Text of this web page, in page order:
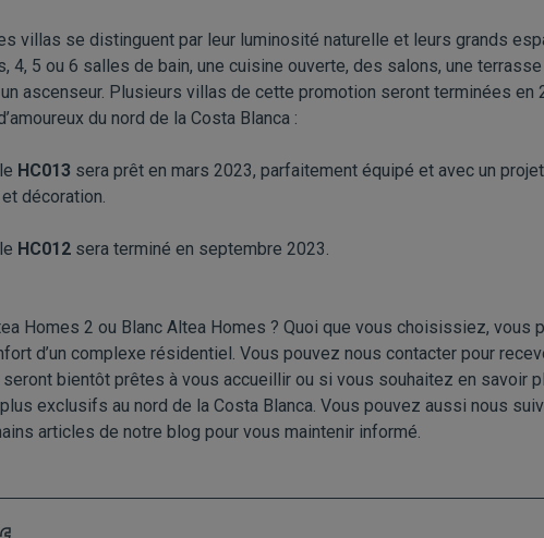
villas se distinguent par leur luminosité naturelle et leurs grands
4, 5 ou 6 salles de bain, une cuisine ouverte, des salons, une
ascenseur. Plusieurs villas de cette promotion seront terminées en
du nord de la Costa Blanca :
HC013 sera prêt en mars 2023, parfaitement équipé et avec un
décoration.
HC012 sera terminé en septembre 2023.
Homes 2 ou Blanc Altea Homes ? Quoi que vous choisissiez, vous
d’un complexe résidentiel. Vous pouvez nous contacter pour
bientôt prêtes à vous accueillir ou si vous souhaitez en savoir
exclusifs au nord de la Costa Blanca. Vous pouvez aussi nous
articles de notre blog pour vous maintenir informé.